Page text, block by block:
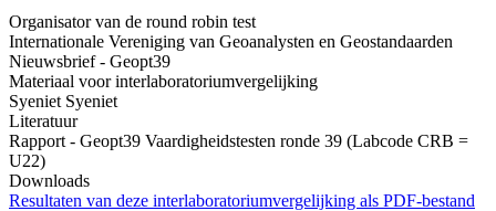
Organisator van de round robin test
Internationale Vereniging van Geoanalysten en Geostandaarden
Nieuwsbrief - Geopt39
Materiaal voor interlaboratoriumvergelijking
Syeniet Syeniet
Literatuur
Rapport - Geopt39 Vaardigheidstesten ronde 39 (Labcode CRB =
U22)
Downloads
Resultaten van deze interlaboratoriumvergelijking als PDF-bestand